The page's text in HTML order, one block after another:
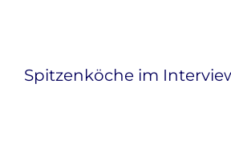
Spitzenköche im